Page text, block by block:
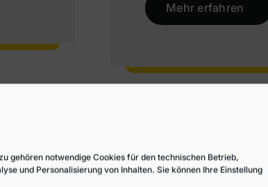
gehören notwendige Cookies für den technischen Betrieb,
und Personalisierung von Inhalten. Sie können Ihre Einstellungen
Mehr erfahren